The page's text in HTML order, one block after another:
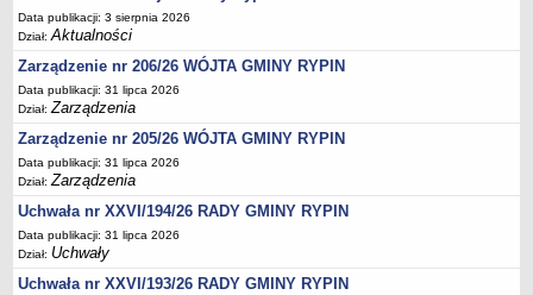
Kompetencje referatów
Regulamin organizacyjny
Regulamin naboru na wolne stanowiska urzędnicze
Ogłoszenia o naborze na wolne stanowiska urzędnicze
Lista kandydatów spełniających wymagania formalne w naborach na
wolne stanowiska urzędnicze
Wyniki naboru na wolne stanowiska urzędnicze
Petycje
Sygnaliści
Galeria
Data publikacji: 3 sierpnia 2026
Dział:Aktualności
Zarządzenie nr 206/26 WÓJTA GMINY RYPIN
Data publikacji: 31 lipca 2026
Dział:Zarządzenia
Zarządzenie nr 205/26 WÓJTA GMINY RYPIN
Data publikacji: 31 lipca 2026
Dział:Zarządzenia
Uchwała nr XXVI/194/26 RADY GMINY RYPIN
Data publikacji: 31 lipca 2026
Dział: Uchwały
Uchwała nr XXVI/193/26 RADY GMINY RYPIN